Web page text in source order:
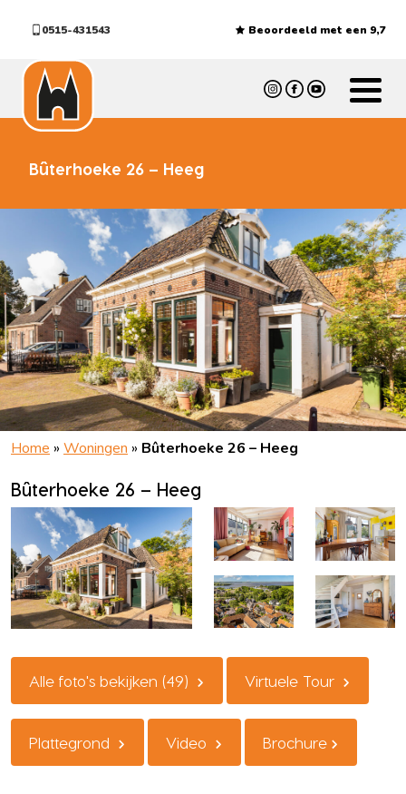
0515-431543 Beoordeeld met een 9,7
Bûterhoeke 26 – Heeg
Home » Woningen » Bûterhoeke 26 – Heeg
Bûterhoeke 26 – Heeg
Alle foto's bekijken (49) Virtuele Tour
Plattegrond Video Brochure